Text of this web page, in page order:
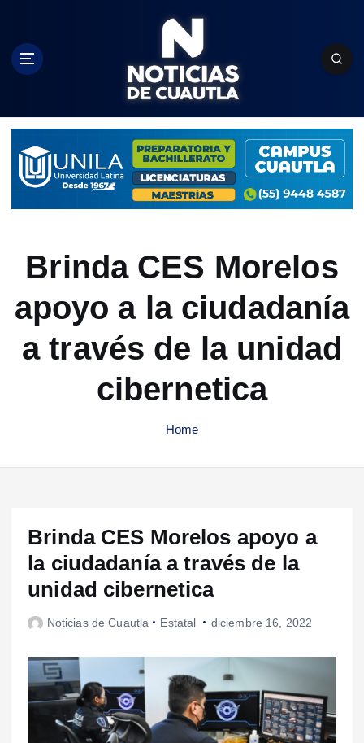
c
Brinda CES Morelos
apoyo a la ciudadanía
a través de la unidad
cibernetica
Home
Brinda CES Morelos apoyo a
la ciudadanía a través de la
unidad cibernetica
Noticias de Cuautla Estatal diciembre 16, 2022